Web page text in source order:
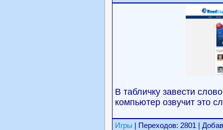
В табличку завести
компьютер озвучит это
Игры | Переходов: 2801 |